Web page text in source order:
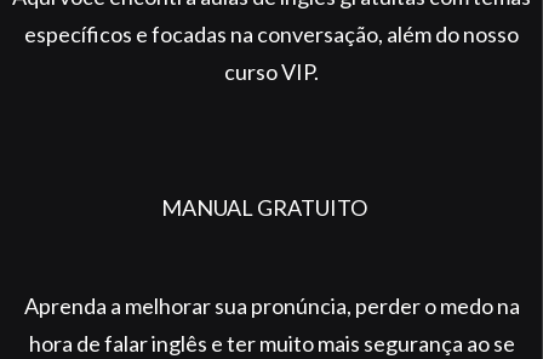
específicos e focadas na conversação, além do nosso
curso VIP.
MANUAL GRATUITO
Aprenda a melhorar sua pronúncia, perder o medo na
hora de falar inglês e ter muito mais segurança ao se